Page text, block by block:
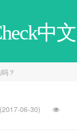
中文
？
06-30)